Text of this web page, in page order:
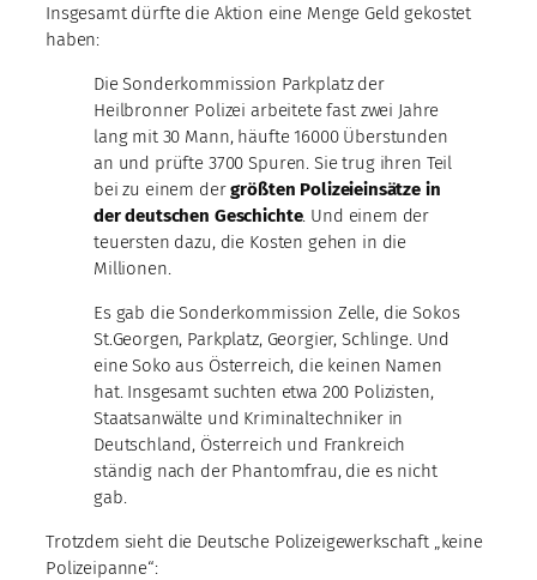
Insgesamt dürfte die Aktion eine Menge Geld gekostet
haben:
Die Sonderkommission Parkplatz der
Heilbronner Polizei arbeitete fast zwei Jahre
lang mit 30 Mann, häufte 16000 Überstunden
an und prüfte 3700 Spuren. Sie trug ihren Teil
bei zu einem dergrößten Polizeieinsätze in
der deutschen Geschichte. Und einem der
teuersten dazu, die Kosten gehen in die
Millionen.
Es gab die Sonderkommission Zelle, die Sokos
St.Georgen, Parkplatz, Georgier, Schlinge. Und
eine Soko aus Österreich, die keinen Namen
hat. Insgesamt suchten etwa 200 Polizisten,
Staatsanwälte und Kriminaltechniker in
Deutschland, Österreich und Frankreich
ständig nach der Phantomfrau, die es nicht
gab.
Trotzdem sieht die Deutsche Polizeigewerkschaft „keine
Polizeipanne“: